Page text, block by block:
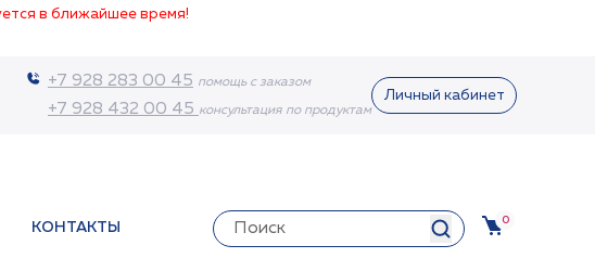
в ближайшее время!
+7 928 283 00 45 помощь с заказом
+7 928 432 00 45 консультация по продуктам
Личный кабинет
КОНТАКТЫ 0